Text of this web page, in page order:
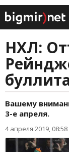
НХЛ:
Вашему
3-е апреля.
4 апреля 2019, 08:58